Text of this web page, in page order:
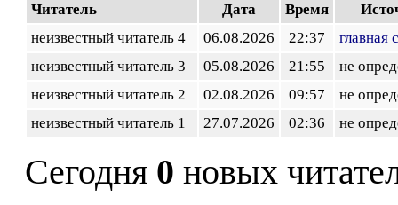
Читатель Дата Время
неизвестный читатель 4
06.08.2026 22:37
главная
неизвестный читатель 3
05.08.2026 21:55
не
неизвестный читатель 2
02.08.2026 09:57
не
неизвестный читатель 1
27.07.2026 02:36 не
Сегодня 0 новых